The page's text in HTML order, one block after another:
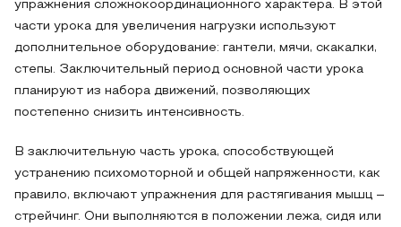
упражнения сложнокоординационного характера. В этой
части урока для увеличения нагрузки используют
дополнительное оборудование: гантели, мячи, скакалки,
степы. Заключительный период основной части урока
планируют из набора движений, позволяющих
постепенно снизить интенсивность.
В заключительную часть урока, способствующей
устранению психомоторной и общей напряженности, как
правило, включают упражнения для растягивания мышц –
стрейчинг. Они выполняются в положении лежа, сидя или